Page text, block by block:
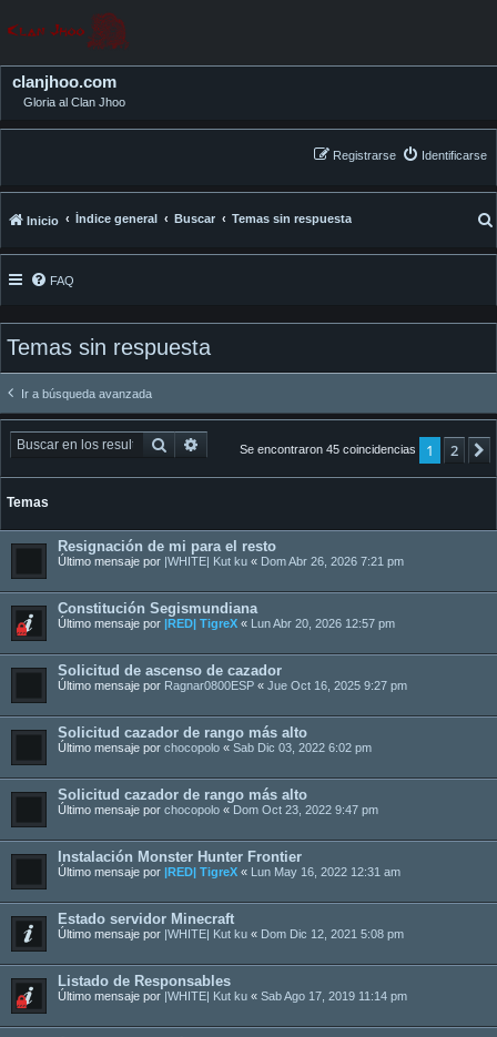
clanjhoo.com
Gloria al Clan Jhoo
Identificarse
Registrarse
Inicio Índice general Buscar Temas sin respuesta
FAQ
Temas sin respuesta
Ir a búsqueda avanzada
Buscar Búsqueda avanzada
Se encontraron 45 coincidencias 1 2
Temas
Resignación de mi para el resto
Último mensaje por |WHITE| Kut ku « Dom Abr 26, 2026 7:21 pm
Constitución Segismundiana
Último mensaje por |RED| TigreX « Lun Abr 20, 2026 12:57 pm
Solicitud de ascenso de cazador
Último mensaje por Ragnar0800ESP « Jue Oct 16, 2025 9:27 pm
Solicitud cazador de rango más alto
Último mensaje por chocopolo « Sab Dic 03, 2022 6:02 pm
Solicitud cazador de rango más alto
Último mensaje por chocopolo « Dom Oct 23, 2022 9:47 pm
Instalación Monster Hunter Frontier
Último mensaje por |RED| TigreX « Lun May 16, 2022 12:31 am
Estado servidor Minecraft
Último mensaje por |WHITE| Kut ku « Dom Dic 12, 2021 5:08 pm
Listado de Responsables
Último mensaje por |WHITE| Kut ku « Sab Ago 17, 2019 11:14 pm